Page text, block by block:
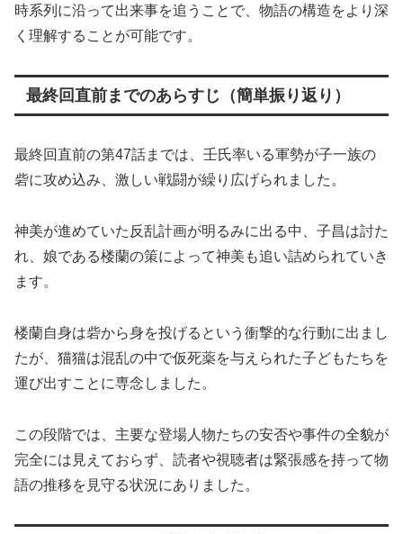
時系列に沿って出来事を追うことで、物語の構造をより深
く理解することが可能です。
最終回直前までのあらすじ（簡単振り返り）
最終回直前の第47話までは、壬氏率いる軍勢が子一族の
砦に攻め込み、激しい戦闘が繰り広げられました。
神美が進めていた反乱計画が明るみに出る中、子昌は討た
れ、娘である楼蘭の策によって神美も追い詰められていき
ます。
楼蘭自身は砦から身を投げるという衝撃的な行動に出まし
たが、猫猫は混乱の中で仮死薬を与えられた子どもたちを
運び出すことに専念しました。
この段階では、主要な登場人物たちの安否や事件の全貌が
完全には見えておらず、読者や視聴者は緊張感を持って物
語の推移を見守る状況にありました。